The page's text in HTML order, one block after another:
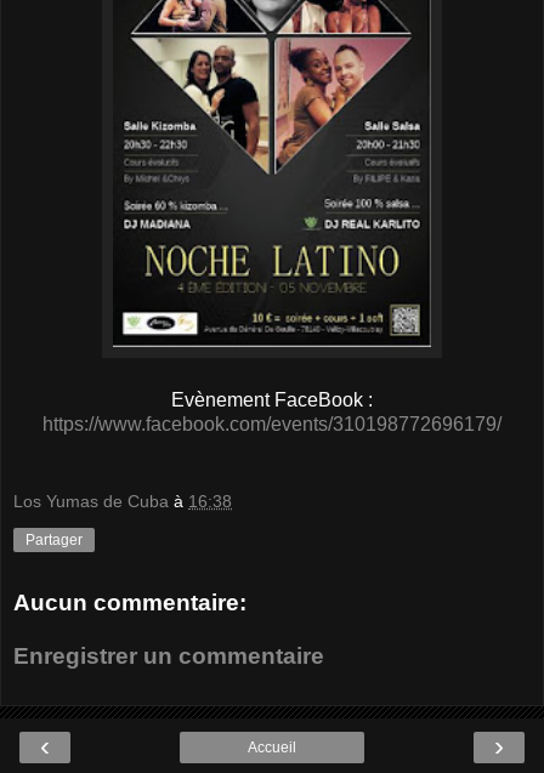
Evènement FaceBook :
https://www.facebook.com/events/310198772696179/
Los Yumas de Cuba à 16:38
Partager
Aucun commentaire:
Enregistrer un commentaire
‹ ›
Accueil